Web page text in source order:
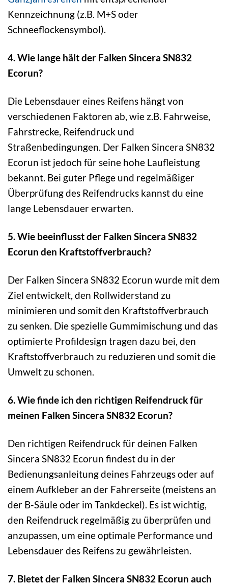
Kennzeichnung (z.B. M+S oder
Schneeflockensymbol).
4. Wie lange hält der Falken Sincera SN832
Ecorun?
Die Lebensdauer eines Reifens hängt von
verschiedenen Faktoren ab, wie z.B. Fahrweise,
Fahrstrecke, Reifendruck und
Straßenbedingungen. Der Falken Sincera SN832
Ecorun ist jedoch für seine hohe Laufleistung
bekannt. Bei guter Pflege und regelmäßiger
Überprüfung des Reifendrucks kannst du eine
lange Lebensdauer erwarten.
5. Wie beeinflusst der Falken Sincera SN832
Ecorun den Kraftstoffverbrauch?
Der Falken Sincera SN832 Ecorun wurde mit dem
Ziel entwickelt, den Rollwiderstand zu
minimieren und somit den Kraftstoffverbrauch
zu senken. Die spezielle Gummimischung und das
optimierte Profildesign tragen dazu bei, den
Kraftstoffverbrauch zu reduzieren und somit die
Umwelt zu schonen.
6. Wie finde ich den richtigen Reifendruck für
meinen Falken Sincera SN832 Ecorun?
Den richtigen Reifendruck für deinen Falken
Sincera SN832 Ecorun findest du in der
Bedienungsanleitung deines Fahrzeugs oder auf
einem Aufkleber an der Fahrerseite (meistens an
der B-Säule oder im Tankdeckel). Es ist wichtig,
den Reifendruck regelmäßig zu überprüfen und
anzupassen, um eine optimale Performance und
Lebensdauer des Reifens zu gewährleisten.
7. Bietet der Falken Sincera SN832 Ecorun auch